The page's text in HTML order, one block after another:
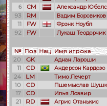
6
CM Александр Юбелс
93
RM Вадим Боровиков
11
FW Фрэнк Ноубл
92
FW Лукаш Теодорчик
№ Поз Нац Имя игрока
20
GK Аднан Лароши
11
CD Андерсон Кардозо
24
LM Тимо Лечерт
10
CD Пшемыслав
17
CD Илья Лозвир
21
RD Агрис Отанькис